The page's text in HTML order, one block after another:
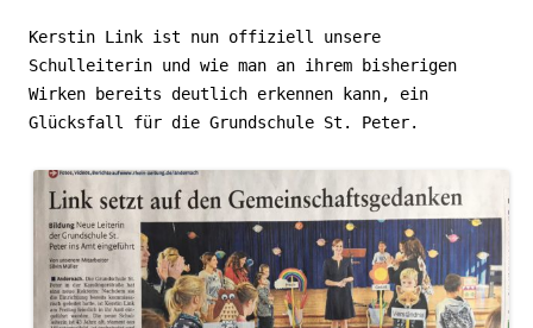
Kerstin Link ist nun offiziell unsere
Schulleiterin und wie man an ihrem bisherigen
Wirken bereits deutlich erkennen kann, ein
Glücksfall für die Grundschule St. Peter.